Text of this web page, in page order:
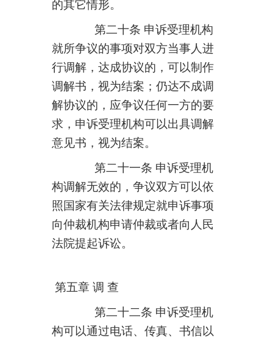
的其它情形。
第二十条 申诉受理机构
就所争议的事项对双方当事人进
行调解，达成协议的，可以制作
调解书，视为结案；仍达不成调
解协议的，应争议任何一方的要
求，申诉受理机构可以出具调解
意见书，视为结案。
第二十一条 申诉受理机
构调解无效的，争议双方可以依
照国家有关法律规定就申诉事项
向仲裁机构申请仲裁或者向人民
法院提起诉讼。
第五章 调 查
第二十二条 申诉受理机
构可以通过电话、传真、书信以